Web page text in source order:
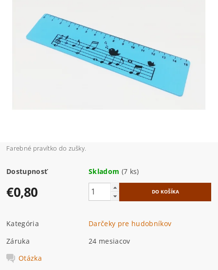
Farebné pravítko do zušky.
Dostupnosť Skladom (7 ks)
€0,80
Kategória
Darčeky pre hudobníkov
Záruka
24 mesiacov
Otázka